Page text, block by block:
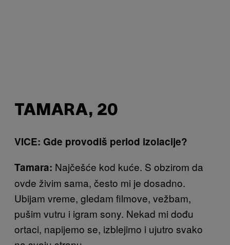
TAMARA, 20
VICE: Gde provodiš period izolacije?
Tamara: Najčešće kod kuće. S obzirom da
ovde živim sama, često mi je dosadno.
Ubijam vreme, gledam filmove, vežbam,
pušim vutru i igram sony. Nekad mi dođu
ortaci, napijemo se, izblejimo i ujutro svako